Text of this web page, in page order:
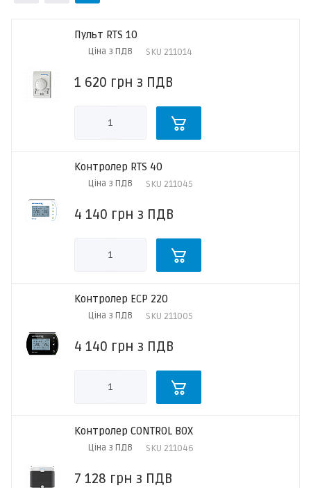
Пульт RTS 10
Ціна з ПДВ SKU 211014
1 620 грн з ПДВ
Контролер RTS 40
Ціна з ПДВ SKU 211045
4 140 грн з ПДВ
Контролер ECP 220
Ціна з ПДВ SKU 211005
4 140 грн з ПДВ
Контролер CONTROL BOX
Ціна з ПДВ SKU 211046
7 128 грн з ПДВ